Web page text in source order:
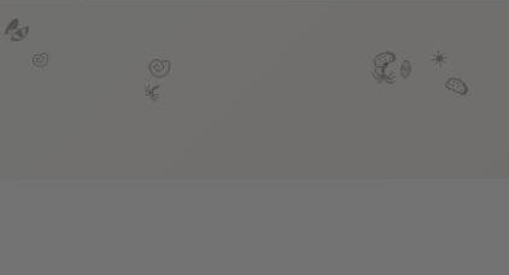
🍦
🌴 ☀️
🐚 🍉
🌴
🐚 🍉